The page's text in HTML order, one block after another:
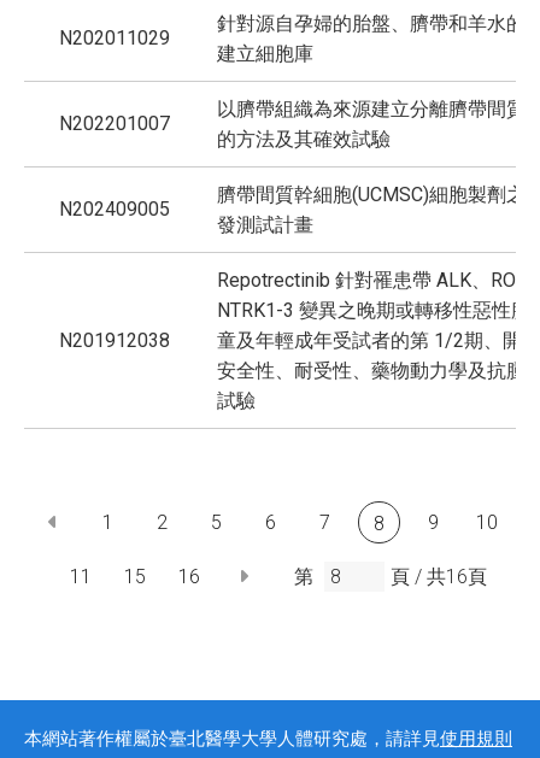
N202011029
針對源自孕婦的胎盤、臍帶和羊水的
建立細胞庫
N202201007
以臍帶組織為來源建立分離臍帶間質
的方法及其確效試驗
N202409005
臍帶間質幹細胞(UCMSC)細胞製劑之
發測試計畫
N201912038
Repotrectinib 針對罹患帶 ALK、
NTRK1-3 變異之晚期或轉移性惡性腫
童及年輕成年受試者的第 1/2期、開
安全性、耐受性、藥物動力學及抗腫
試驗
1 2 5 6 7 8 9 10
11 15 16 第 頁 / 共16頁
本網站著作權屬於臺北醫學大學人體研究處，請詳見使用規則